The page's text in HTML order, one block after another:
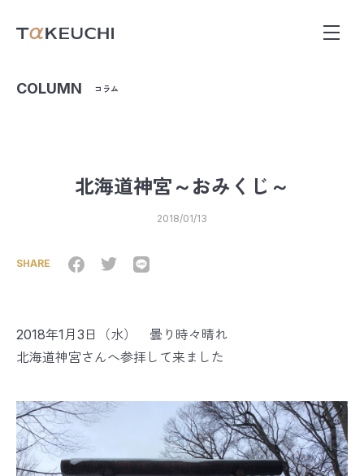
COLUMN コラム
北海道神宮～おみくじ～
2018/01/13
SHARE
2018年1月3日（水） 曇り時々晴れ
北海道神宮さんへ参拝して来ました